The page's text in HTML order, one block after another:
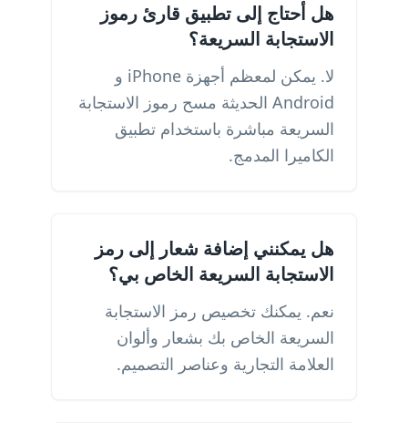
هل أحتاج إلى تطبيق قارئ رموز
الاستجابة السريعة؟
لا. يمكن لمعظم أجهزة iPhone و
Android الحديثة مسح رموز الاستجابة
السريعة مباشرة باستخدام تطبيق
الكاميرا المدمج.
هل يمكنني إضافة شعار إلى رمز
الاستجابة السريعة الخاص بي؟
نعم. يمكنك تخصيص رمز الاستجابة
السريعة الخاص بك بشعار وألوان
العلامة التجارية وعناصر التصميم.